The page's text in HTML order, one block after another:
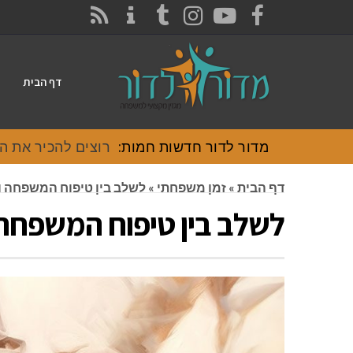
FACEBOOK
YOUTUBE
INSTAGRAM
TUMBLR
דף הבית
מדור לדור חדשות חמות: רוצים להכיר את
דף הבית » זמן משפחתי » לשלב בין טיפוח המשפחה
לשלב בין טיפוח